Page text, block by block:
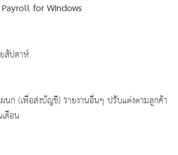
Payroll for Windows
สัปดาห์
นก (เพื่อส่งบัญชี) รายงานอื่นๆ ปรับแต่งตามลูกค้า
ดือน